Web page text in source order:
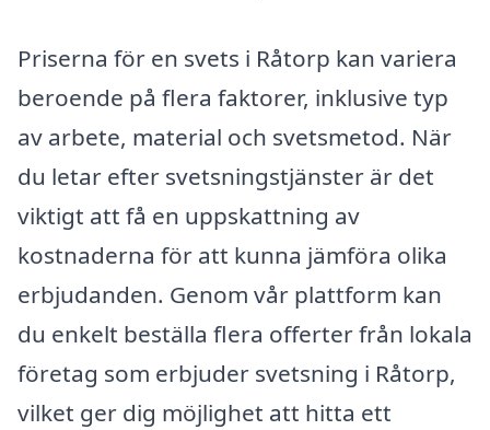
Priserna för en svets i Råtorp kan variera
beroende på flera faktorer, inklusive typ
av arbete, material och svetsmetod. När
du letar efter svetsningstjänster är det
viktigt att få en uppskattning av
kostnaderna för att kunna jämföra olika
erbjudanden. Genom vår plattform kan
du enkelt beställa flera offerter från lokala
företag som erbjuder svetsning i Råtorp,
vilket ger dig möjlighet att hitta ett